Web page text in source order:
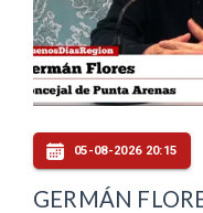
05-08-2026 20:15
GERMÁN